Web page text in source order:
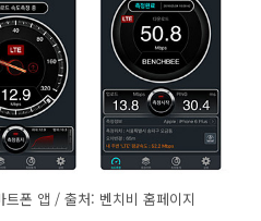
폰 앱 / 출처: 벤치비 홈페이지